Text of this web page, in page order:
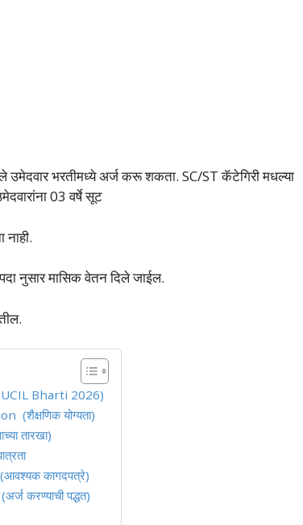
उमेदवार भरतीमध्ये अर्ज करू शकता. SC/ST कॅटेगिरी मधल्या
03 वर्षे सूट
नुसार मासिक वेतन दिले जाईल.
(UCIL Bharti 2026)
योग्यता)
तारखा)
कागदपत्रे)
करण्याची पद्धत)